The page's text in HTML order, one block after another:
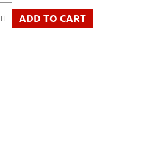
is
5,0
ADD TO CART